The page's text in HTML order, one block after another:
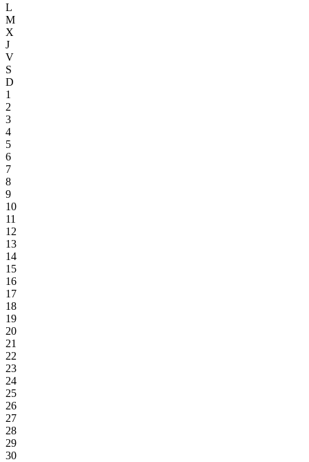
L
M
X
J
V
S
D
1
2
3
4
5
6
7
8
9
10
11
12
13
14
15
16
17
18
19
20
21
22
23
24
25
26
27
28
29
30